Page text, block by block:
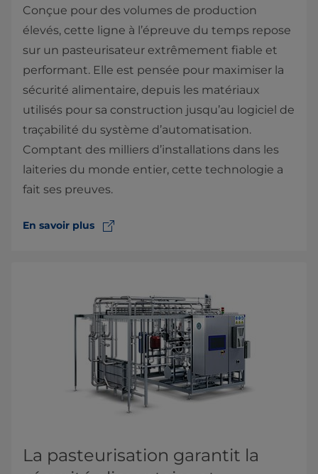
Conçue pour des volumes de production
élevés, cette ligne à l’épreuve du temps repose
sur un pasteurisateur extrêmement fiable et
performant. Elle est pensée pour maximiser la
sécurité alimentaire, depuis les matériaux
utilisés pour sa construction jusqu’au logiciel de
traçabilité du système d’automatisation.
Comptant des milliers d’installations dans les
laiteries du monde entier, cette technologie a
fait ses preuves.
En savoir plus
La pasteurisation garantit la